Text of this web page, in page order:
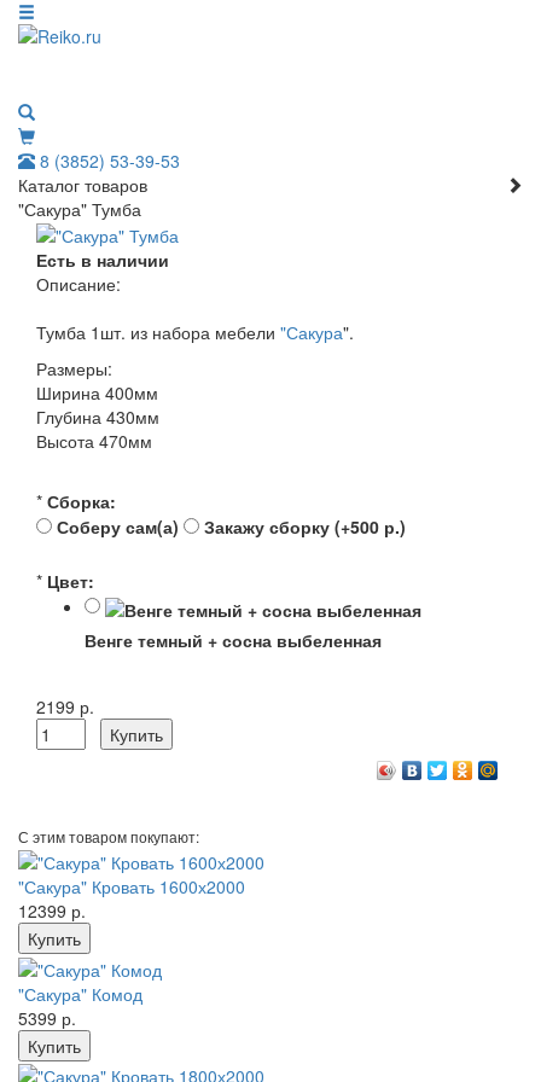
8 (3852) 53-39-53
Каталог товаров
"Сакура" Тумба
Есть в наличии
Описание:
Тумба 1шт. из набора мебели "Сакура".
Размеры:
Ширина 400мм
Глубина 430мм
Высота 470мм
* Сборка:
Соберу сам(а)
Закажу сборку (+500 р.)
* Цвет:
Венге темный + сосна выбеленная
2199 р.
С этим товаром покупают:
"Сакура" Кровать 1600х2000
12399 р.
"Сакура" Комод
5399 р.